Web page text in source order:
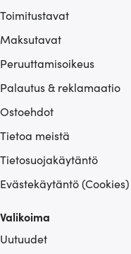
Toimitustavat
Maksutavat
Peruuttamisoikeus
Palautus & reklamaatio
Ostoehdot
Tietoa meistä
Tietosuojakäytäntö
Evästekäytäntö (Cookies)
Valikoima
Uutuudet